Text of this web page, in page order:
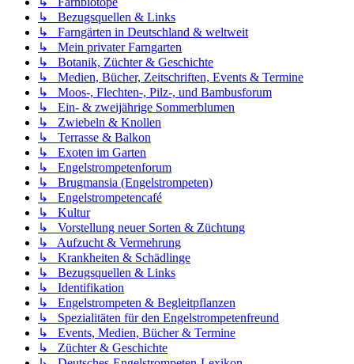
↳ Bezugsquellen & Links
↳ Farngärten in Deutschland & weltweit
↳ Mein privater Farngarten
↳ Botanik, Züchter & Geschichte
↳ Medien, Bücher, Zeitschriften, Events & Termine
↳ Moos-, Flechten-, Pilz-, und Bambusforum
↳ Ein- & zweijährige Sommerblumen
↳ Zwiebeln & Knollen
↳ Terrasse & Balkon
↳ Exoten im Garten
↳ Engelstrompetenforum
↳ Brugmansia (Engelstrompeten)
↳ Engelstrompetencafé
↳ Kultur
↳ Vorstellung neuer Sorten & Züchtung
↳ Aufzucht & Vermehrung
↳ Krankheiten & Schädlinge
↳ Bezugsquellen & Links
↳ Identifikation
↳ Engelstrompeten & Begleitpflanzen
↳ Spezialitäten für den Engelstrompetenfreund
↳ Events, Medien, Bücher & Termine
↳ Züchter & Geschichte